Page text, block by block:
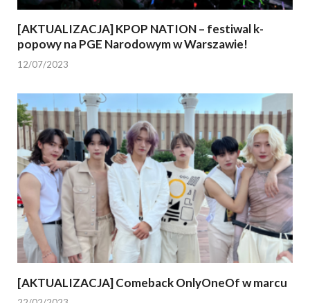
[AKTUALIZACJA] KPOP NATION – festiwal k-
popowy na PGE Narodowym w Warszawie!
12/07/2023
[AKTUALIZACJA] Comeback OnlyOneOf w marcu